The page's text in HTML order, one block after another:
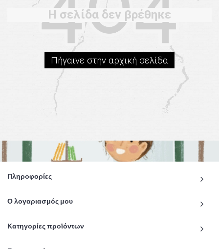
Η σελίδα δεν βρέθηκε
Πήγαινε στην αρχική σελίδα
Πληροφορίες
Ο λογαριασμός μου
Κατηγορίες προϊόντων